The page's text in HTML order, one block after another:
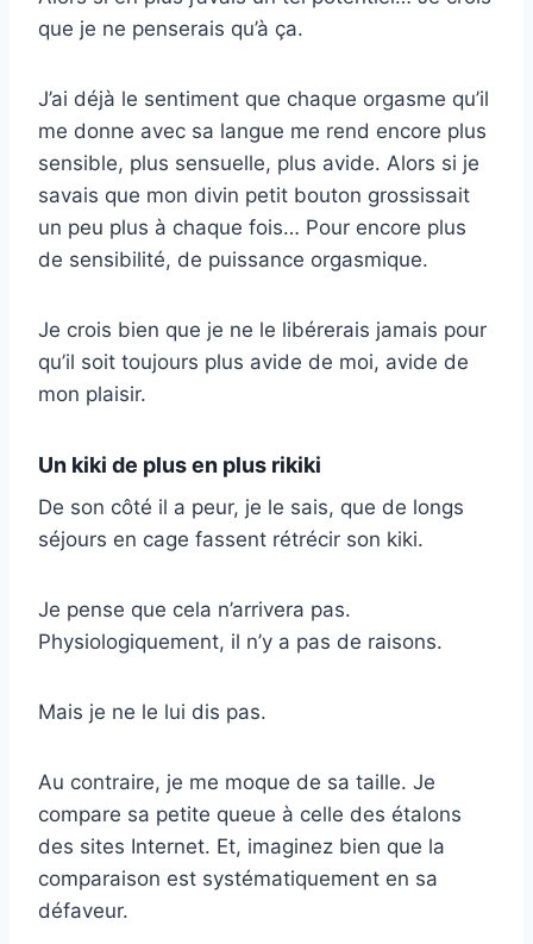
que je ne penserais qu’à ça.
J’ai déjà le sentiment que chaque orgasme qu’il
me donne avec sa langue me rend encore plus
sensible, plus sensuelle, plus avide. Alors si je
savais que mon divin petit bouton grossissait
un peu plus à chaque fois… Pour encore plus
de sensibilité, de puissance orgasmique.
Je crois bien que je ne le libérerais jamais pour
qu’il soit toujours plus avide de moi, avide de
mon plaisir.
Un kiki de plus en plus rikiki
De son côté il a peur, je le sais, que de longs
séjours en cage fassent rétrécir son kiki.
Je pense que cela n’arrivera pas.
Physiologiquement, il n’y a pas de raisons.
Mais je ne le lui dis pas.
Au contraire, je me moque de sa taille. Je
compare sa petite queue à celle des étalons
des sites Internet. Et, imaginez bien que la
comparaison est systématiquement en sa
défaveur.